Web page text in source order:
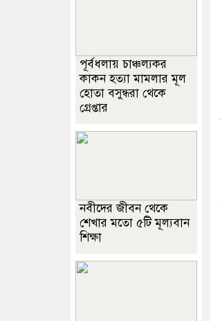
পূর্বধলায় চাঞ্চল্যকর
কাকন হত্যা মামলার মূল
হোতা বসুন্ধরা থেকে
গ্রেপ্তার
নবীদের জীবন থেকে
শেখার মতো ৫টি মূল্যবান
শিক্ষা